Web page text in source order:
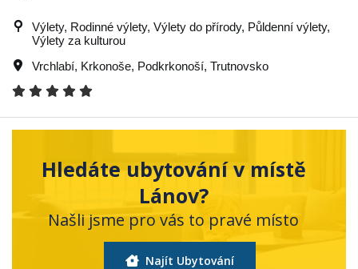
Výlety, Rodinné výlety, Výlety do přírody, Půldenní výlety,
Výlety za kulturou
Vrchlabí, Krkonoše, Podkrkonoší, Trutnovsko
Hledáte ubytování v místě
Lánov?
Našli jsme pro vás to pravé místo
Najít Ubytování